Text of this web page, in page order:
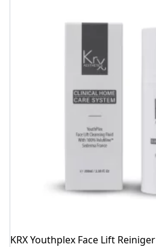
KRX Youthplex Face Lift Reiniger